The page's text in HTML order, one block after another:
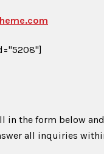
in the form below
all inquiries